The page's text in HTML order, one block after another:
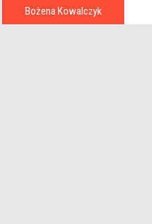
Bożena Kowalczyk